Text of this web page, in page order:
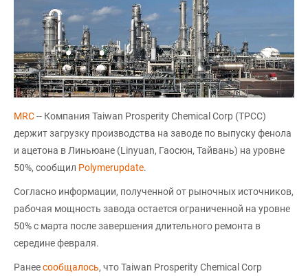
MRC-- Компания Taiwan Prosperity Chemical Corp (TPCC)
держит загрузку производства на заводе по выпуску фенола
и ацетона в Линьюане (Linyuan, Гаосюн, Тайвань) на уровне
50%, сообщил Polymerupdate.
Согласно информации, полученной от рыночных источников,
рабочая мощность завода остается ограниченной на уровне
50% с марта после завершения длительного ремонта в
середине февраля.
Ранеесообщалось, что Taiwan Prosperity Chemical Corp